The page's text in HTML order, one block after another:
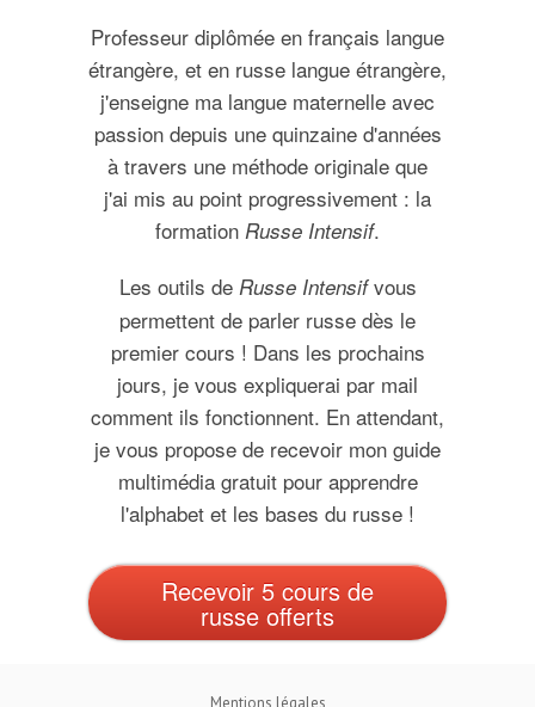
Professeur diplômée en français langue
étrangère, et en russe langue étrangère,
j'enseigne ma langue maternelle avec
passion depuis une quinzaine d'années
à travers une méthode originale que
j'ai mis au point progressivement : la
formation Russe Intensif.
Les outils de Russe Intensifvous
permettent de parler russe dès le
premier cours ! Dans les prochains
jours, je vous expliquerai par mail
comment ils fonctionnent. En attendant,
je vous propose de recevoir mon guide
multimédia gratuit pour apprendre
l'alphabet et les bases du russe !
Recevoir 5 cours de
russe offerts
Mentions légales